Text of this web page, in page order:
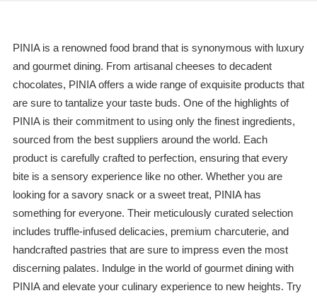
PINIA is a renowned food brand that is synonymous with luxury
and gourmet dining. From artisanal cheeses to decadent
chocolates, PINIA offers a wide range of exquisite products that
are sure to tantalize your taste buds. One of the highlights of
PINIA is their commitment to using only the finest ingredients,
sourced from the best suppliers around the world. Each
product is carefully crafted to perfection, ensuring that every
bite is a sensory experience like no other. Whether you are
looking for a savory snack or a sweet treat, PINIA has
something for everyone. Their meticulously curated selection
includes truffle-infused delicacies, premium charcuterie, and
handcrafted pastries that are sure to impress even the most
discerning palates. Indulge in the world of gourmet dining with
PINIA and elevate your culinary experience to new heights. Try